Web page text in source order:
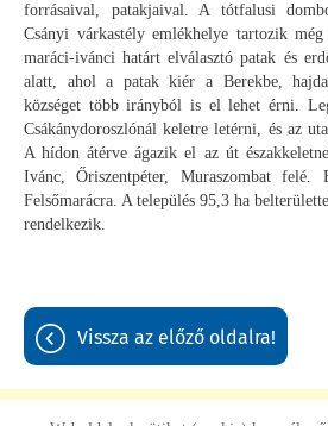
forrásaival, patakjaival. A tótfalusi
Csányi várkastély emlékhelye tartozik
maráci-ivánci határt elválasztó patak és
alatt, ahol a patak kiér a Berekbe,
községet több irányból is el lehet érni.
Csákánydoroszlónál keletre letérni, és az
A hídon átérve ágazik el az út
Ivánc, Őriszentpéter, Muraszombat
Felsőmarácra. A település 95,3 ha
rendelkezik.
vissza az előző oldalra!